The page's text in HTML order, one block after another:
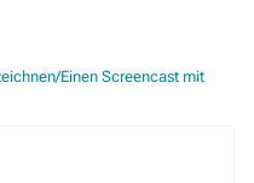
Einen Screencast mit